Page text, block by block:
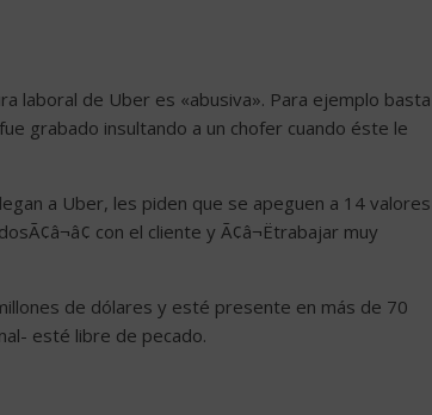
laboral de Uber es «abusiva». Para ejemplo
grabado insultando a un chofer cuando éste le
a Uber, les piden que se apeguen a 14 valores
con el cliente y Ã¢â¬Ëtrabajar muy
de dólares y esté presente en más de 70
esté libre de pecado.